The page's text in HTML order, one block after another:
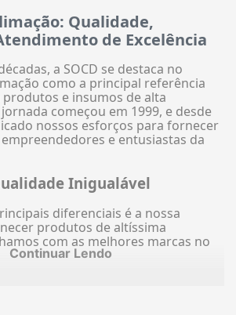
Qualidade,
de Excelência
a SOCD se destaca no
como a principal referência
e insumos de alta
começou em 1999, e desde
nossos esforços para fornecer
e entusiastas da
Inigualável
diferenciais é a nossa
produtos de altíssima
com as melhores marcas no
Continuar Lendo